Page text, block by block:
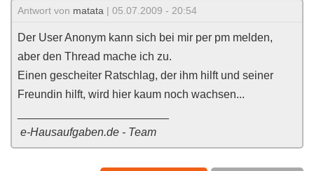
Antwort von matata | 05.07.2009 - 20:54
Der User Anonym kann sich bei mir per pm melden,
aber den Thread mache ich zu.
Einen gescheiter Ratschlag, der ihm hilft und seiner
Freundin hilft, wird hier kaum noch wachsen...
e-Hausaufgaben.de - Team